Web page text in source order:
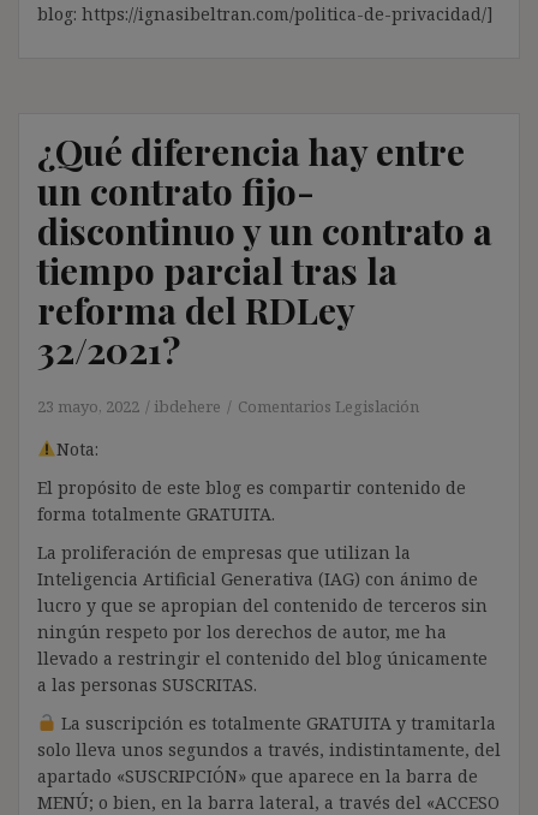
blog: https://ignasibeltran.com/politica-de-privacidad/]
¿Qué diferencia hay entre
un contrato fijo-
discontinuo y un contrato a
tiempo parcial tras la
reforma del RDLey
32/2021?
23 mayo, 2022 ibdehere Comentarios Legislación
Nota:
El propósito de este blog es compartir contenido de
forma totalmente GRATUITA.
La proliferación de empresas que utilizan la
Inteligencia Artificial Generativa (IAG) con ánimo de
lucro y que se apropian del contenido de terceros sin
ningún respeto por los derechos de autor, me ha
llevado a restringir el contenido del blog únicamente
a las personas SUSCRITAS.
La suscripción es totalmente GRATUITA y tramitarla
solo lleva unos segundos a través, indistintamente, del
apartado «SUSCRIPCIÓN» que aparece en la barra de
MENÚ; o bien, en la barra lateral, a través del «ACCESO